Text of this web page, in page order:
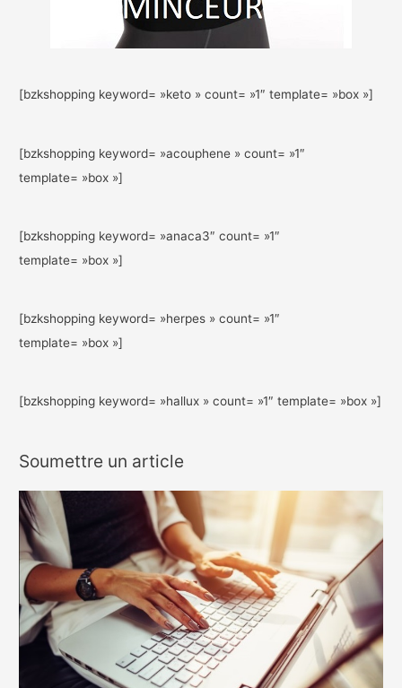
[bzkshopping keyword= »keto » count= »1″ template= »box »]
[bzkshopping keyword= »acouphene » count= »1″
template= »box »]
[bzkshopping keyword= »anaca3″ count= »1″
template= »box »]
[bzkshopping keyword= »herpes » count= »1″
template= »box »]
[bzkshopping keyword= »hallux » count= »1″ template= »box »]
Soumettre un article